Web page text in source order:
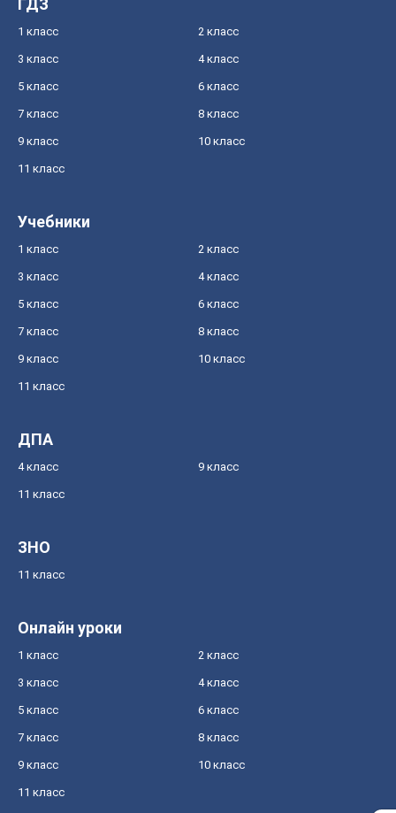
ГДЗ
1 класс 2 класс
3 класс 4 класс
5 класс 6 класс
7 класс 8 класс
9 класс 10 класс
11 класс
Учебники
1 класс 2 класс
3 класс 4 класс
5 класс 6 класс
7 класс 8 класс
9 класс 10 класс
11 класс
ДПА
4 класс 9 класс
11 класс
ЗНО
11 класс
Онлайн уроки
1 класс 2 класс
3 класс 4 класс
5 класс 6 класс
7 класс 8 класс
9 класс 10 класс
11 класс